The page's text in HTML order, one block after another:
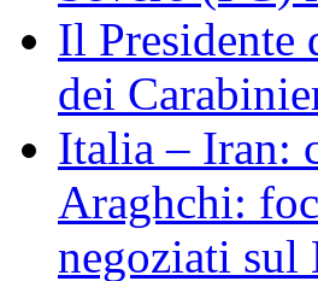
Il Presidente
dei
Italia – Iran:
Araghchi:
negoziati sul